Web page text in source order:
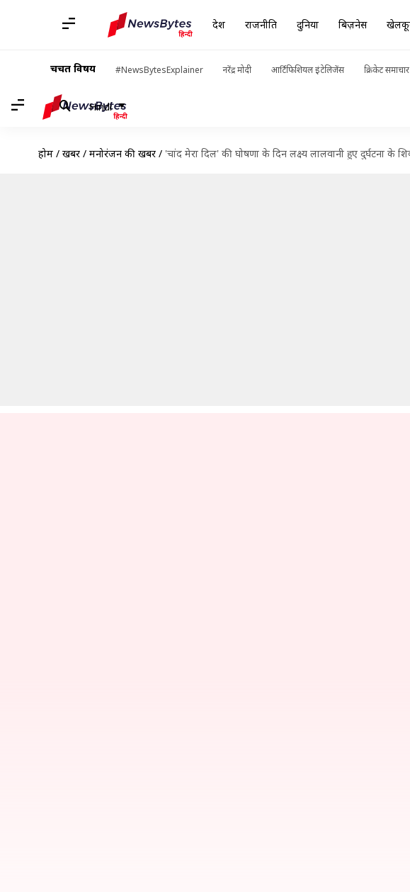
देश राजनीति दुनिया बिज़नेस
चर्चित विषय #NewsBytesExplainer नरेंद्र मोदी आर्टिफिशियल इंटेलिजेंस क्रिकेट समाचार
Hindi
होम / खबरें / मनोरंजन की खबरें / 'चांद मेरा दिल' की घोषणा के दिन लक्ष्य लालवानी हुए दुर्घटना के